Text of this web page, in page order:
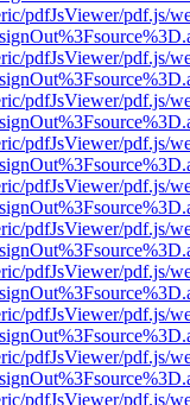
pdfJsViewer/pdf.js/
pdfJsViewer/pdf.js/
pdfJsViewer/pdf.js/
pdfJsViewer/pdf.js/
pdfJsViewer/pdf.js/
pdfJsViewer/pdf.js/
pdfJsViewer/pdf.js/
pdfJsViewer/pdf.js/
pdfJsViewer/pdf.js/
pdfJsViewer/pdf.js/